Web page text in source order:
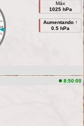
Máx
1025 hPa
Aumentando ↑
0.5 hPa
8:50:00